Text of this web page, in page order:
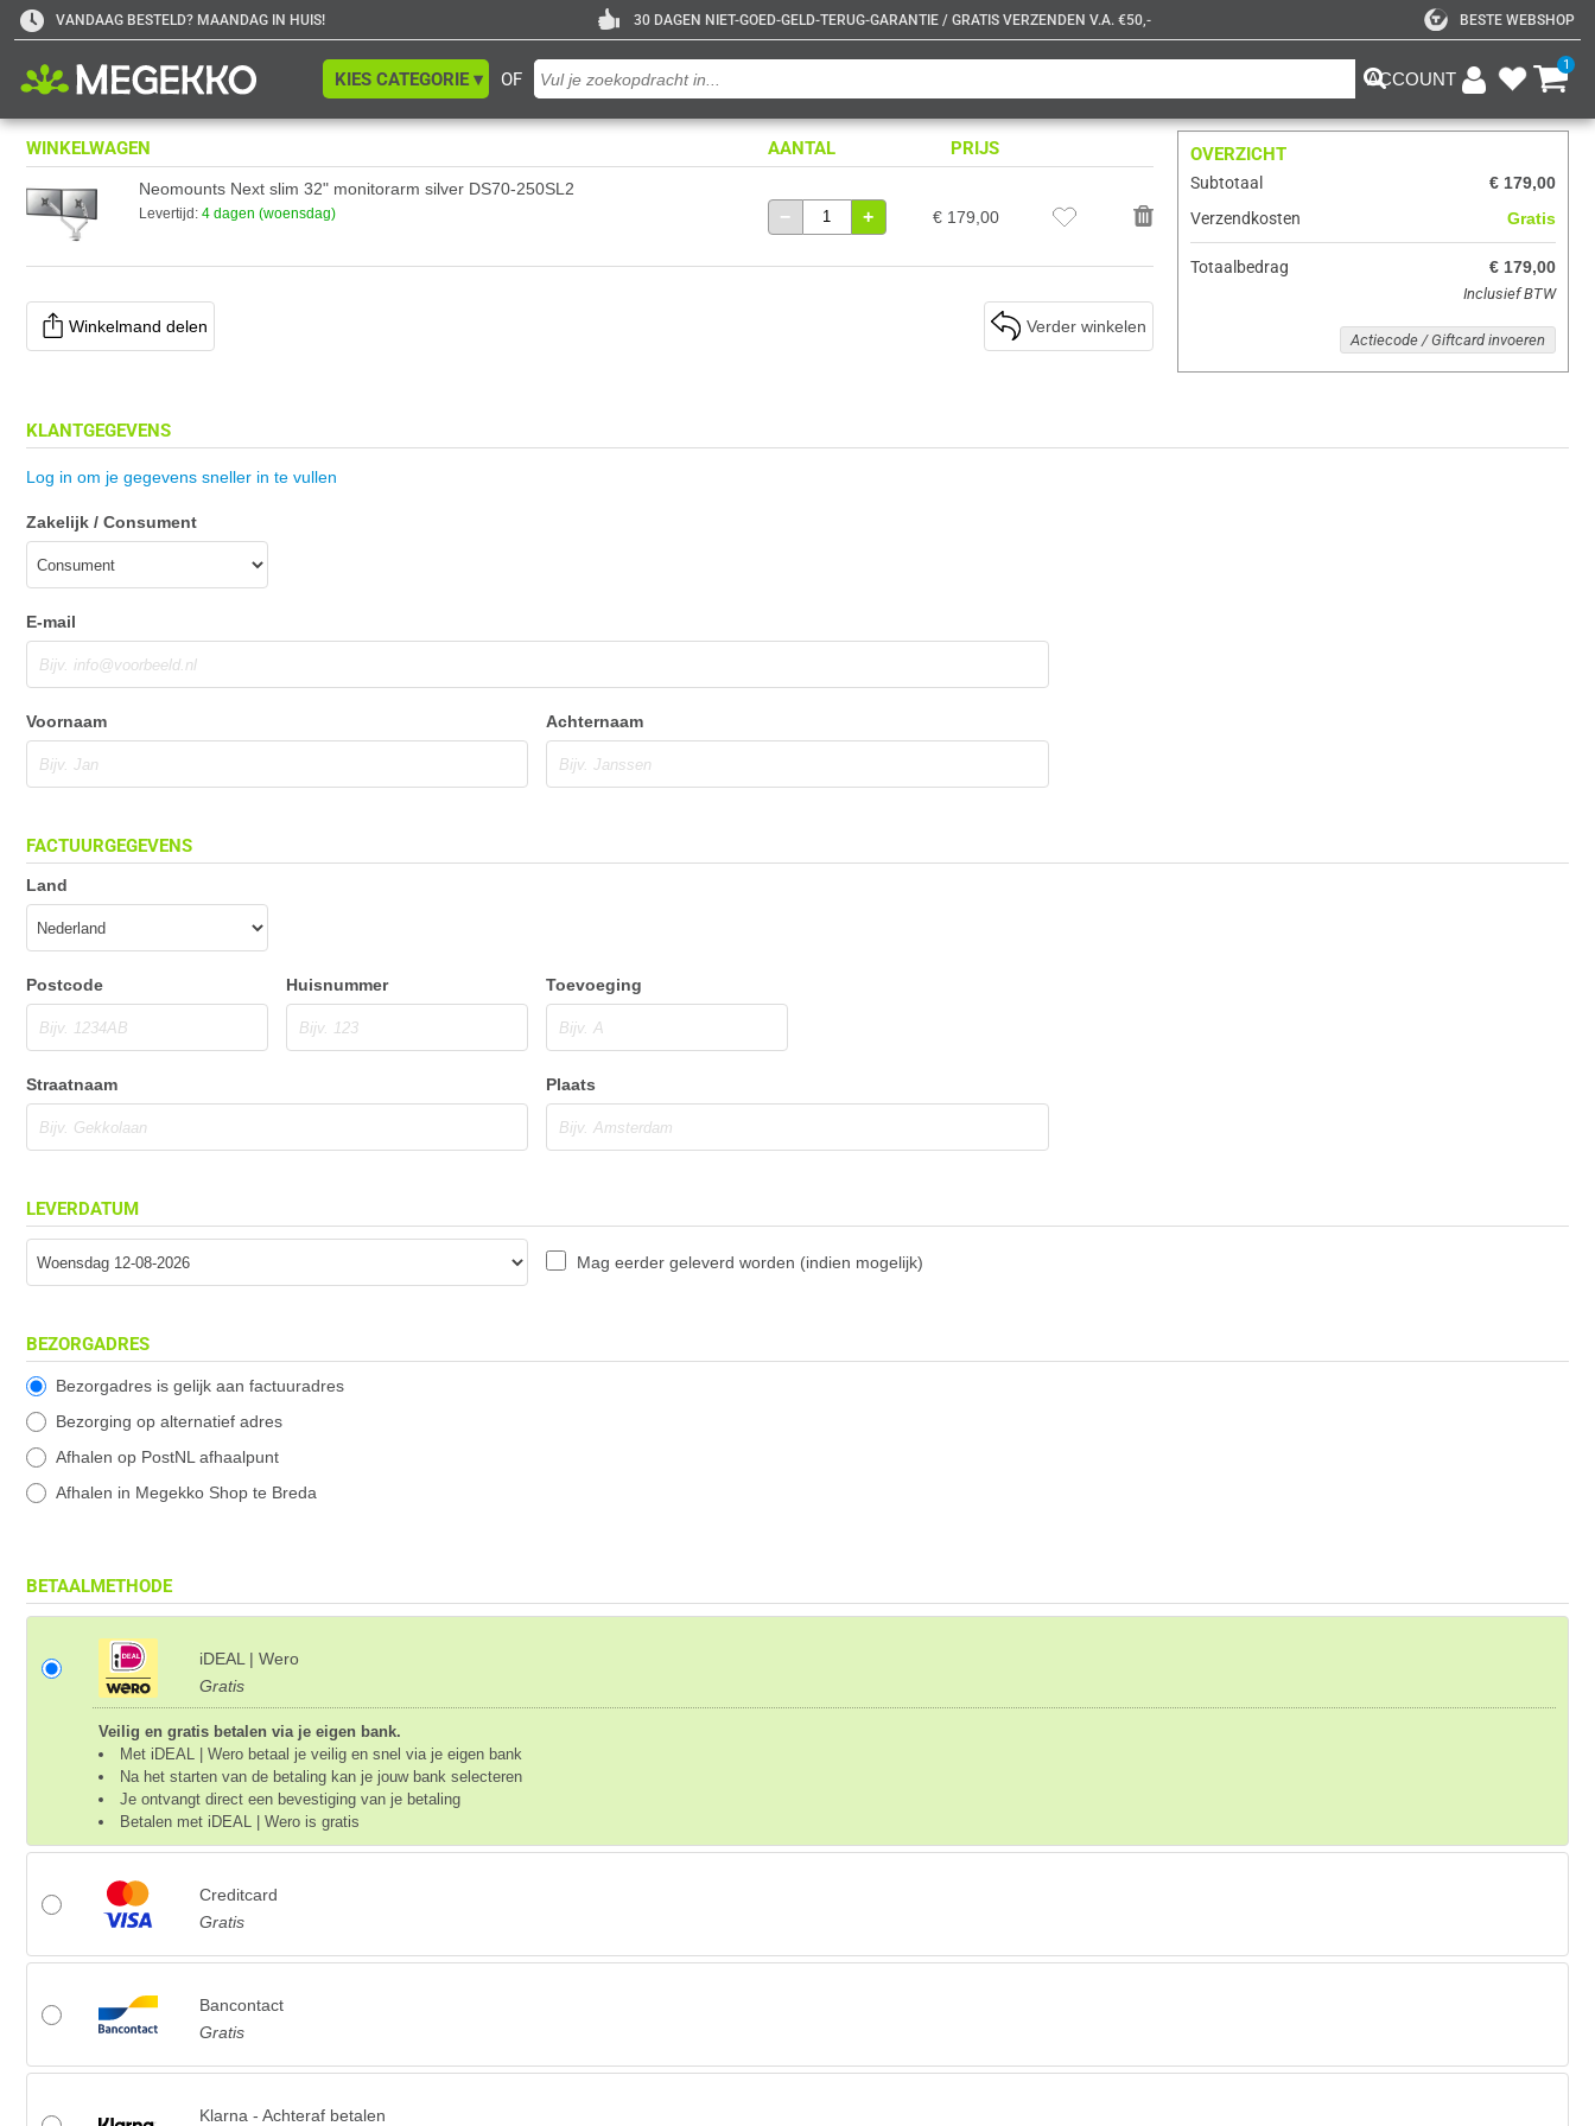
VANDAAG BESTELD? MAANDAG IN HUIS! 30 DAGEN NIET-GOED-GELD-TERUG-GARANTIE / GRATIS VERZENDEN V.A. €50,- BESTE WEBSHOP
OF
KIES CATEGORIE ▾ ACCOUNT
1
WINKELWAGEN AANTAL PRIJS
Neomounts Next slim 32" monitorarm silver DS70-250SL2
Levertijd: 4 dagen (woensdag) − + € 179,00
Winkelmand delen Verder winkelen
OVERZICHT
Subtotaal
€ 179,00
Verzendkosten
Gratis
Totaalbedrag € 179,00
Inclusief BTW
Actiecode / Giftcard invoeren
KLANTGEGEVENS
Log in om je gegevens sneller in te vullen
Zakelijk / Consument
E-mail
Voornaam Achternaam
FACTUURGEGEVENS
Land
Postcode Huisnummer Toevoeging
Straatnaam Plaats
LEVERDATUM
Mag eerder geleverd worden (indien mogelijk)
BEZORGADRES
Bezorgadres is gelijk aan factuuradres
Bezorging op alternatief adres
Afhalen op PostNL afhaalpunt
Afhalen in Megekko Shop te Breda
BETAALMETHODE
iDEAL | Wero
Gratis
Veilig en gratis betalen via je eigen bank.
Met iDEAL | Wero betaal je veilig en snel via je eigen bank
Na het starten van de betaling kan je jouw bank selecteren
Je ontvangt direct een bevestiging van je betaling
Betalen met iDEAL | Wero is gratis
Creditcard
Gratis
Bancontact
Gratis
Klarna - Achteraf betalen